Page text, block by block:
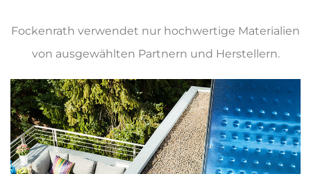
Fockenrath verwendet nur hochwertige Materialien
von ausgewählten Partnern und Herstellern.